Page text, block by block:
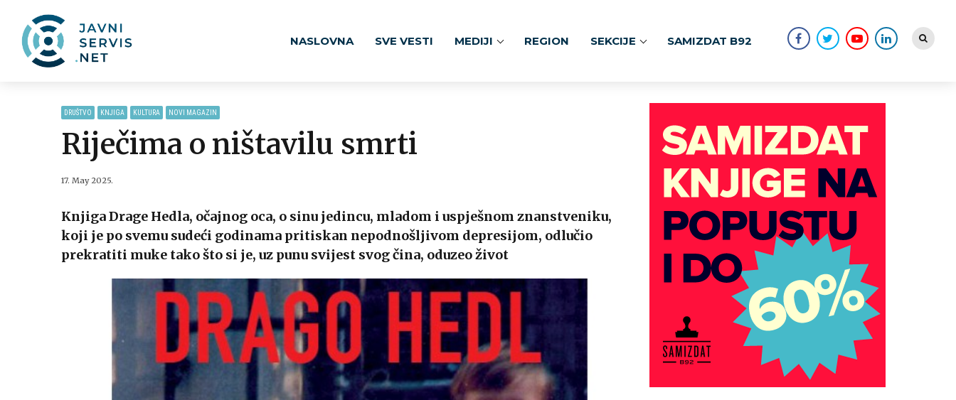
NASLOVNA SVE VESTI MEDIJI REGION SEKCIJE SAMIZDAT B92
DRUŠTVO KNJIGA KULTURA NOVI MAGAZIN
Riječima o ništavilu smrti
17. May 2025.
Knjiga Drage Hedla, očajnog oca, o sinu jedincu, mladom i uspješnom znanstveniku,
koji je po svemu sudeći godinama pritiskan nepodnošljivom depresijom, odlučio
prekratiti muke tako što si je, uz punu svijest svog čina, oduzeo život